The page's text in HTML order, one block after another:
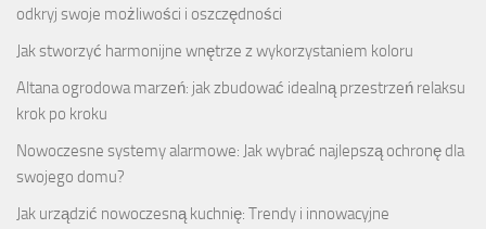
odkryj swoje możliwości i oszczędności
Jak stworzyć harmonijne wnętrze z wykorzystaniem koloru
Altana ogrodowa marzeń: jak zbudować idealną przestrzeń relaksu
krok po kroku
Nowoczesne systemy alarmowe: Jak wybrać najlepszą ochronę dla
swojego domu?
Jak urządzić nowoczesną kuchnię: Trendy i innowacyjne